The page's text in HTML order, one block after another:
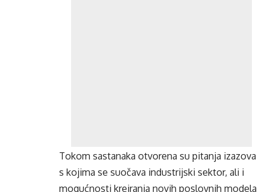
Tokom sastanaka otvorena su pitanja izazova
s kojima se suočava industrijski sektor, ali i
mogućnosti kreiranja novih poslovnih modela